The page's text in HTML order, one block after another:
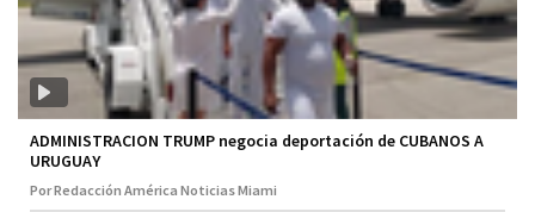
ADMINISTRACION TRUMP negocia deportación de CUBANOS A
URUGUAY
Por Redacción América Noticias Miami